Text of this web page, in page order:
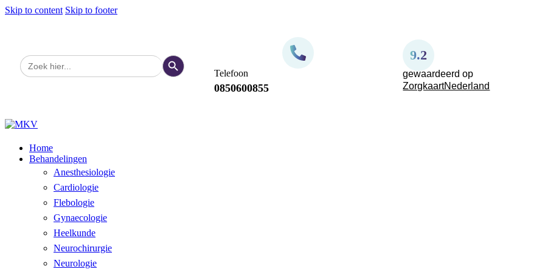
Skip to content Skip to footer
Zoek
naar:
Zoekknop
Telefoon
0850600855
9.2
gewaardeerd op
ZorgkaartNederland
Home
Behandelingen
Anesthesiologie
Cardiologie
Flebologie
Gynaecologie
Heelkunde
Neurochirurgie
Neurologie